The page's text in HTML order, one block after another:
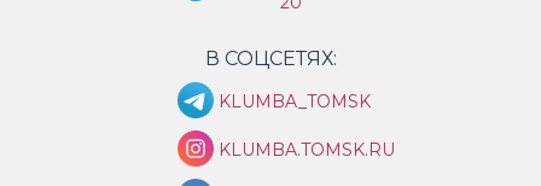
В СОЦСЕТЯХ:
KLUMBA_TOMSK
KLUMBA.TOMSK.RU